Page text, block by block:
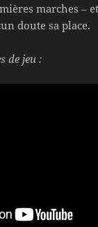
marches – et
doute sa place.
de jeu :